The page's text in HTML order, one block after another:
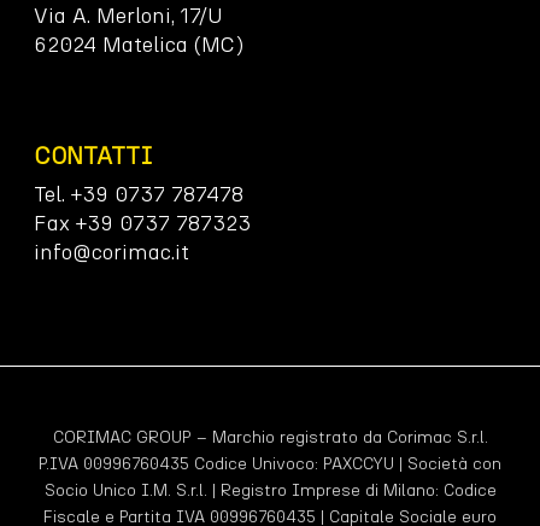
Via A. Merloni, 17/U
62024 Matelica (MC)
CONTATTI
Tel. +39 0737 787478
Fax +39 0737 787323
info@corimac.it
CORIMAC GROUP – Marchio registrato da Corimac S.r.l.
P.IVA 00996760435 Codice Univoco: PAXCCYU | Società con
Socio Unico I.M. S.r.l. | Registro Imprese di Milano: Codice
Fiscale e Partita IVA 00996760435 | Capitale Sociale euro